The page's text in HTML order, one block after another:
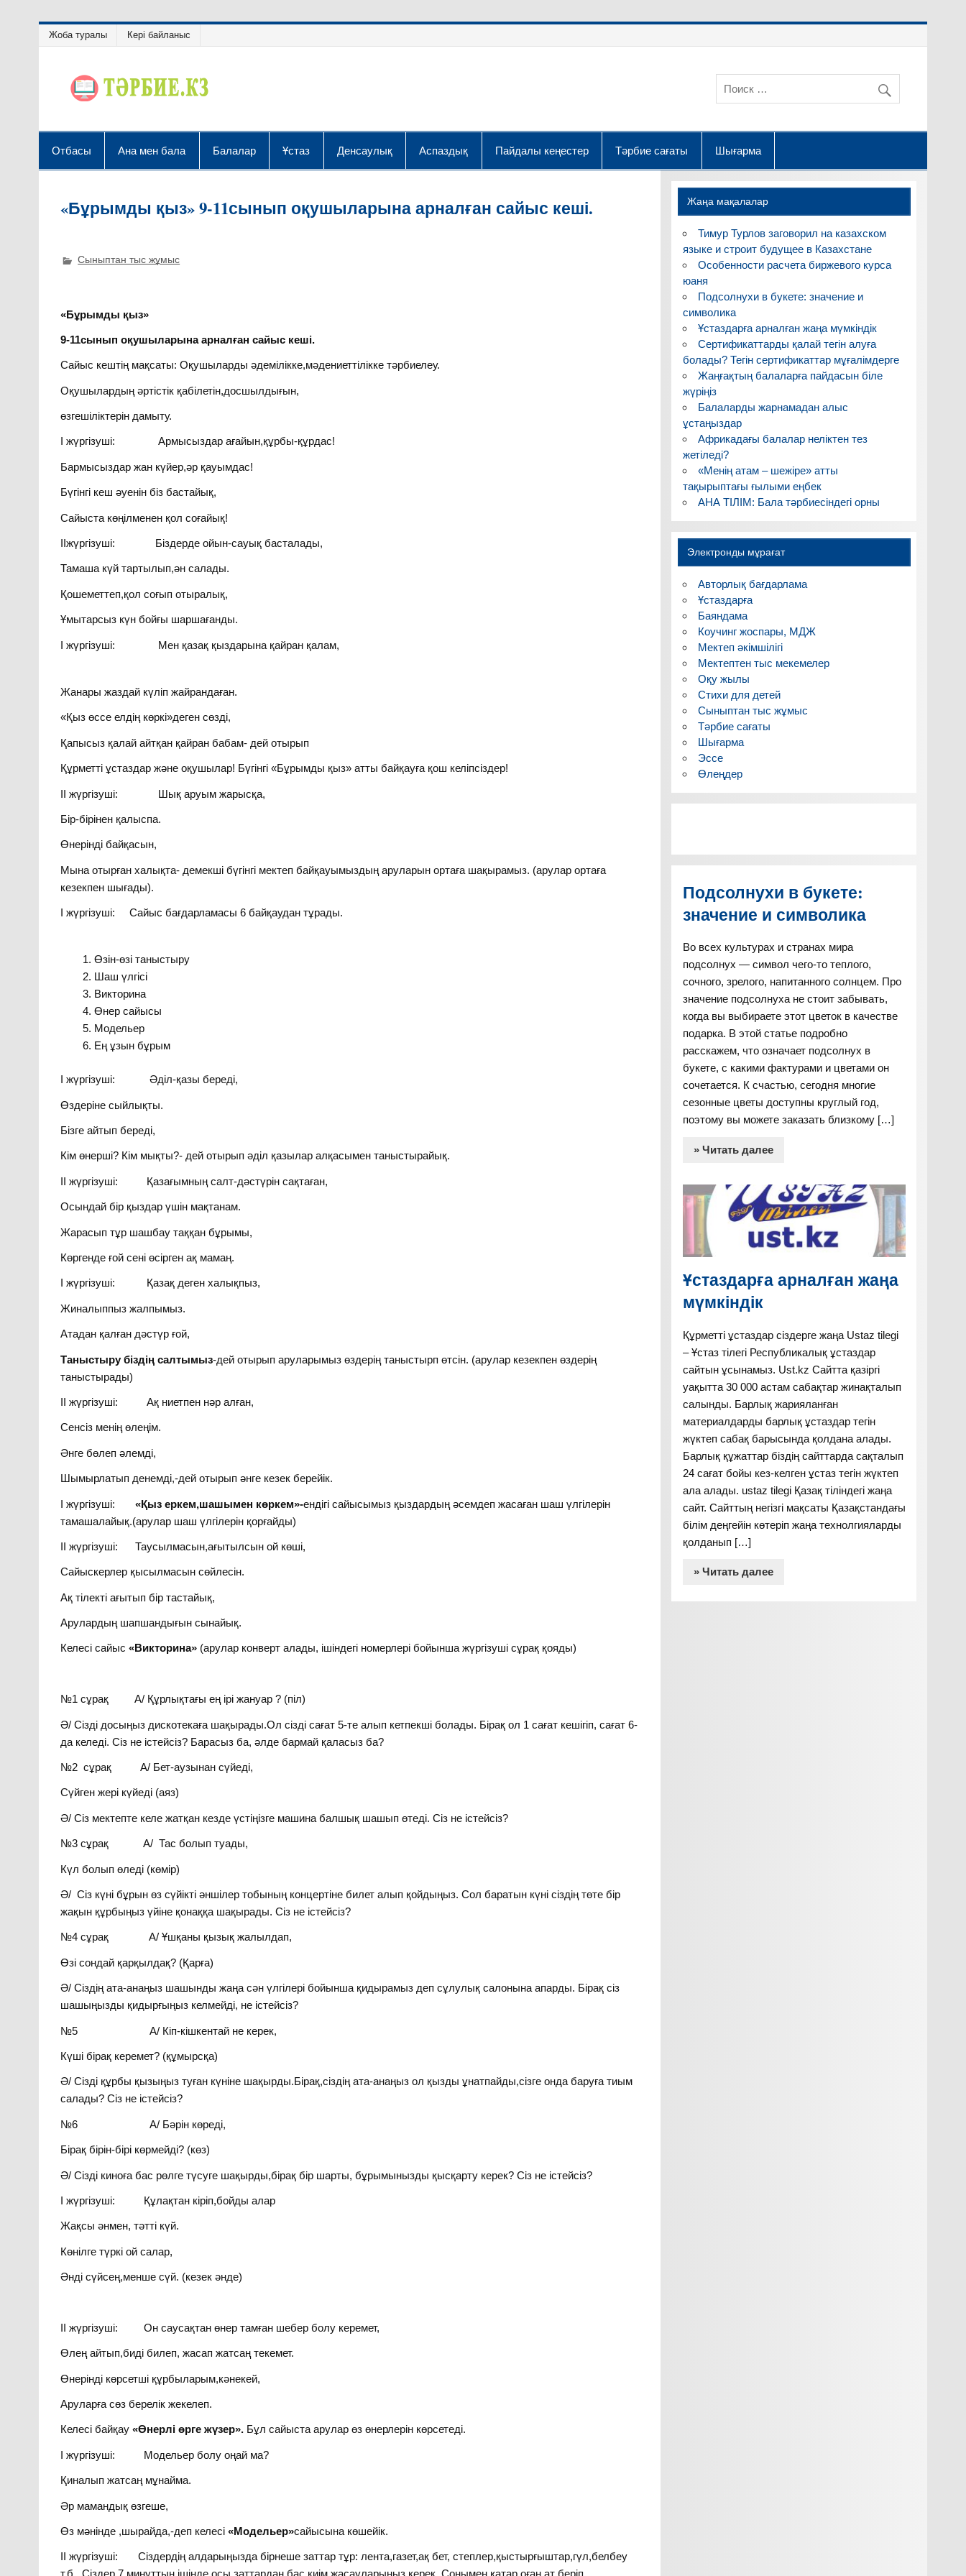
Жоба туралы Кері байланыс
Отбасы Ана мен бала Балалар Ұстаз Денсаулық Аспаздық Пайдалы кеңестер Тәрбие сағаты Шығарма
«Бұрымды қыз» 9-11сынып оқушыларына арналған сайыс кеші.
Сыныптан тыс жұмыс
«Бұрымды қыз»
9-11сынып оқушыларына арналған сайыс кеші.
Сайыс кештің мақсаты: Оқушыларды әдемілікке,мәдениеттілікке тәрбиелеу.
Оқушылардың әртістік қабілетін,досшылдығын,
өзгешіліктерін дамыту.
І жүргізуші: Армысыздар ағайын,құрбы-құрдас!
Бармысыздар жан күйер,әр қауымдас!
Бүгінгі кеш әуенін біз бастайық,
Сайыста көңілменен қол соғайық!
ІІжүргізуші: Біздерде ойын-сауық басталады,
Тамаша күй тартылып,ән салады.
Қошеметтеп,қол соғып отыралық,
Ұмытарсыз күн бойғы шаршағанды.
І жүргізуші: Мен қазақ қыздарына қайран қалам,
Жанары жаздай күліп жайрандаған.
«Қыз өссе елдің көркі»деген сөзді,
Қапысыз қалай айтқан қайран бабам- дей отырып
Құрметті ұстаздар және оқушылар! Бүгінгі «Бұрымды қыз» атты байқауға қош келіпсіздер!
ІІ жүргізуші: Шық аруым жарысқа,
Бір-бірінен қалыспа.
Өнерінді байқасын,
Мына отырған халықта- демекші бүгінгі мектеп байқауымыздың аруларын ортаға шақырамыз. (арулар ортаға
кезекпен шығады).
І жүргізуші: Сайыс бағдарламасы 6 байқаудан тұрады.
Өзін-өзі таныстыру
Шаш үлгісі
Викторина
Өнер сайысы
Модельер
Ең ұзын бұрым
І жүргізуші: Әділ-қазы береді,
Өздеріне сыйлықты.
Бізге айтып береді,
Кім өнерші? Кім мықты?- дей отырып әділ қазылар алқасымен таныстырайық.
ІІ жүргізуші: Қазағымның салт-дәстүрін сақтаған,
Осындай бір қыздар үшін мақтанам.
Жарасып тұр шашбау таққан бұрымы,
Көргенде ғой сені өсірген ақ мамаң.
І жүргізуші: Қазақ деген халықпыз,
Жиналыппыз жалпымыз.
Атадан қалған дәстүр ғой,
Таныстыру біздің салтымыз-дей отырып аруларымыз өздерің таныстырп өтсін. (арулар кезекпен өздерің
таныстырады)
ІІ жүргізуші: Ақ ниетпен нәр алған,
Сенсіз менің өлеңім.
Әнге бөлеп әлемді,
Шымырлатып денемді,-дей отырып әнге кезек берейік.
І жүргізуші:«Қыз еркем,шашымен көркем»-ендігі сайысымыз қыздардың әсемдеп жасаған шаш үлгілерін
тамашалайық.(арулар шаш үлгілерін қорғайды)
ІІ жүргізуші: Таусылмасын,ағытылсын ой көші,
Сайыскерлер қысылмасын сөйлесін.
Ақ тілекті ағытып бір тастайық,
Арулардың шапшандығын сынайық.
Келесі сайыс«Викторина» (арулар конверт алады, ішіндегі номерлері бойынша жүргізуші сұрақ қояды)
№1 сұрақ А/ Құрлықтағы ең ірі жануар ? (піл)
Ә/ Сізді досыңыз дискотекаға шақырады.Ол сізді сағат 5-те алып кетпекші болады. Бірақ ол 1 сағат кешігіп, сағат 6-
да келеді. Сіз не істейсіз? Барасыз ба, әлде бармай қаласыз ба?
№2 сұрақ А/ Бет-аузынан сүйеді,
Сүйген жері күйеді (аяз)
Ә/ Сіз мектепте келе жатқан кезде үстіңізге машина балшық шашып өтеді. Сіз не істейсіз?
№3 сұрақ А/ Тас болып туады,
Күл болып өледі (көмір)
Ә/ Сіз күні бұрын өз сүйікті әншілер тобының концертіне билет алып қойдыңыз. Сол баратын күні сіздің төте бір
жақын құрбыңыз үйіне қонаққа шақырады. Сіз не істейсіз?
№4 сұрақ А/ Ұшқаны қызық жалылдап,
Өзі сондай қарқылдақ? (Қарға)
Ә/ Сіздің ата-анаңыз шашынды жаңа сән үлгілері бойынша қидырамыз деп сұлулық салонына апарды. Бірақ сіз
шашыңызды қидырғыңыз келмейді, не істейсіз?
№5 А/ Кіп-кішкентай не керек,
Күші бірақ керемет? (құмырсқа)
Ә/ Сізді құрбы қызыңыз туған күніне шақырды.Бірақ,сіздің ата-анаңыз ол қызды ұнатпайды,сізге онда баруға тиым
салады? Сіз не істейсіз?
№6 А/ Бәрін көреді,
Бірақ бірін-бірі көрмейді? (көз)
Ә/ Сізді киноға бас рөлге түсуге шақырды,бірақ бір шарты, бұрымынызды қысқарту керек? Сіз не істейсіз?
І жүргізуші: Құлақтан кіріп,бойды алар
Жақсы әнмен, тәтті күй.
Көнілге түркі ой салар,
Әнді сүйсең,менше сүй. (кезек әнде)
ІІ жүргізуші: Он саусақтан өнер тамған шебер болу керемет,
Өлең айтып,биді билеп, жасап жатсаң текемет.
Өнерінді көрсетші құрбыларым,кәнекей,
Аруларға сөз берелік жекелеп.
Келесі байқау«Өнерлі өрге жүзер». Бұл сайыста арулар өз өнерлерін көрсетеді.
І жүргізуші: Модельер болу оңай ма?
Қиналып жатсаң мұнайма.
Әр мамандық өзгеше,
Өз мәнінде ,шырайда,-деп келесі«Модельер»сайысына көшейік.
ІІ жүргізуші: Сіздердің алдарыңызда бірнеше заттар тұр: лента,газет,ақ бет, степлер,қыстырғыштар,гүл,белбеу
Жаңа мақалалар
Тимур Турлов заговорил на казахском
языке и строит будущее в Казахстане
Особенности расчета биржевого курса
юаня
Подсолнухи в букете: значение и
символика
Ұстаздарға арналған жаңа мүмкіндік
Сертификаттарды қалай тегін алуға
болады? Тегін сертификаттар мұғалімдерге
Жаңғақтың балаларға пайдасын біле
жүріңіз
Балаларды жарнамадан алыс
ұстаңыздар
Африкадағы балалар неліктен тез
жетіледі?
«Менің атам – шежіре» атты
тақырыптағы ғылыми еңбек
АНА ТІЛІМ: Бала тәрбиесіндегі орны
Электронды мұрағат
Авторлық бағдарлама
Ұстаздарға
Баяндама
Коучинг жоспары, МДЖ
Мектеп әкімшілігі
Мектептен тыс мекемелер
Оқу жылы
Стихи для детей
Сыныптан тыс жұмыс
Тәрбие сағаты
Шығарма
Эссе
Өлеңдер
Подсолнухи в букете:
значение и символика
Во всех культурах и странах мира
подсолнух — символ чего-то теплого,
сочного, зрелого, напитанного солнцем. Про
значение подсолнуха не стоит забывать,
когда вы выбираете этот цветок в качестве
подарка. В этой статье подробно
расскажем, что означает подсолнух в
букете, с какими фактурами и цветами он
сочетается. К счастью, сегодня многие
сезонные цветы доступны круглый год,
поэтому вы можете заказать близкому […]
» Читать далее
Ұстаздарға арналған жаңа
мүмкіндік
Құрметті ұстаздар сіздерге жаңа Ustaz tilegi
– Ұстаз тілегі Республикалық ұстаздар
сайтын ұсынамыз. Ust.kz Сайтта қазіргі
уақытта 30 000 астам сабақтар жинақталып
салынды. Барлық жарияланған
материалдарды барлық ұстаздар тегін
жүктеп сабақ барысында қолдана алады.
Барлық құжаттар біздің сайттарда сақталып
24 сағат бойы кез-келген ұстаз тегін жүктеп
ала алады. ustaz tilegi Қазақ тіліндегі жаңа
сайт. Сайттың негізгі мақсаты Қазақстандағы
білім деңгейін көтеріп жаңа технолгияларды
қолданып […]
» Читать далее